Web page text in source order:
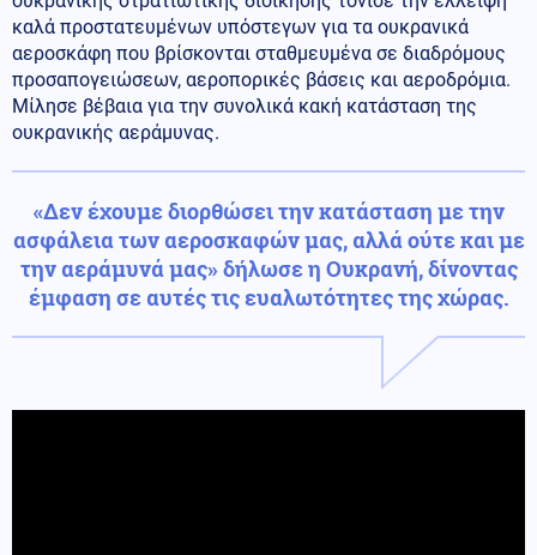
καλά προστατευμένων υπόστεγων για τα ουκρανικά
αεροσκάφη που βρίσκονται σταθμευμένα σε διαδρόμους
προσαπογειώσεων, αεροπορικές βάσεις και αεροδρόμια.
Μίλησε βέβαια για την συνολικά κακή κατάσταση της
ουκρανικής αεράμυνας.
«Δεν έχουμε διορθώσει την κατάσταση με την
ασφάλεια των αεροσκαφών μας, αλλά ούτε και με
την αεράμυνά μας» δήλωσε η Ουκρανή, δίνοντας
έμφαση σε αυτές τις ευαλωτότητες της χώρας.